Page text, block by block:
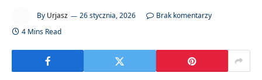
By Urjasz 26 stycznia, 2026
Brak komentarzy
4 Mins Read